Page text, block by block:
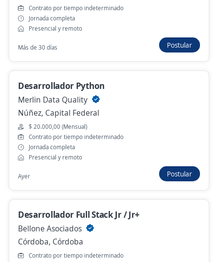
Desarrollador Java Senior
4,2
C&S informática s.a.
Presencial y remoto
Hace 10 horas
Vendedora/r de salón zona Palermo CABA
4,1
Grupo Gestión
Palermo, Capital Federal
Anterior
Nuevas ofertas de empleo
Contrato por tiempo indeterminado
Jornada completa
Presencial y remoto
Más de 30 días Postular
Desarrollador Python
Merlin Data Quality
Núñez, Capital Federal
$ 20.000,00 (Mensual)
Contrato por tiempo indeterminado
Jornada completa
Presencial y remoto
Ayer Postular
Desarrollador Full Stack Jr / Jr+
Bellone Asociados
Córdoba, Córdoba
Contrato por tiempo indeterminado